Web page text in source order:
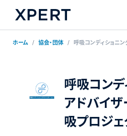
ホーム 協会・団体
呼吸コン
アドバイザ
吸プロジェ